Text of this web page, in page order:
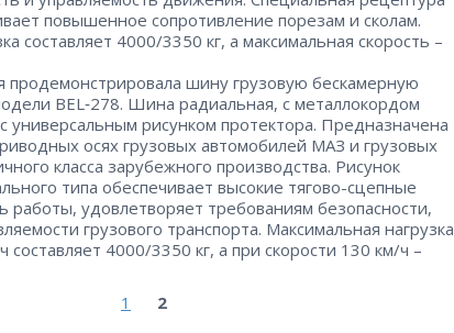
повышенное сопротивление порезам и сколам.
составляет 4000/3350 кг, а максимальная скорость –
продемонстрировала шину грузовую бескамерную
BEL‑278. Шина радиальная, с металлокордом
универсальным рисунком протектора. Предназначена
осях грузовых автомобилей МАЗ и грузовых
класса зарубежного производства. Рисунок
типа обеспечивает высокие тягово-сцепные
работы, удовлетворяет требованиям безопасности,
грузового транспорта. Максимальная нагрузка
составляет 4000/3350 кг, а при скорости 130 км/ч –
1
2